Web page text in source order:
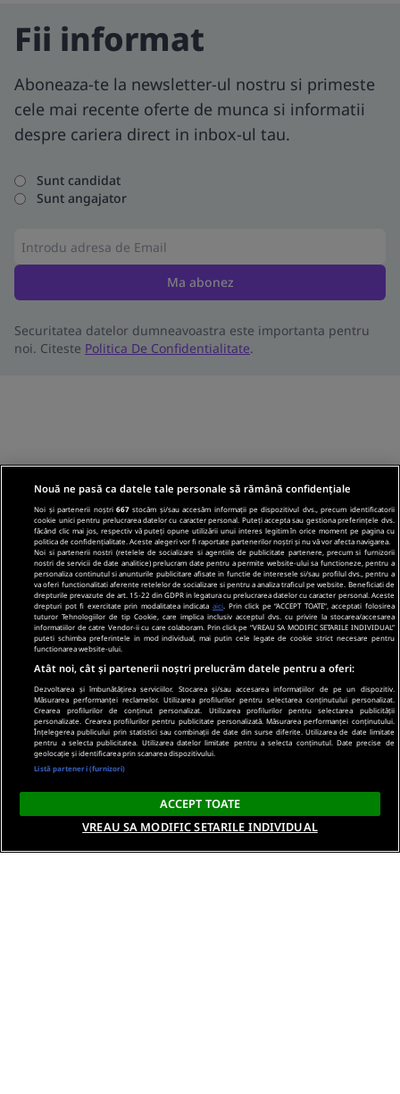
Fii informat
Aboneaza-te la newsletter-ul nostru si primeste
cele mai recente oferte de munca si informatii
despre cariera direct in inbox-ul tau.
Sunt candidat
Sunt angajator
Ma abonez
Securitatea datelor dumneavoastra este importanta pentru
noi. Citeste Politica De Confidentialitate.
Nouă ne pasă ca datele tale personale să rămână confidențiale
Noi și partenerii noștri667 stocăm și/sau accesăm informații pe dispozitivul dvs., precum identificatorii
cookie unici pentru prelucrarea datelor cu caracter personal. Puteți accepta sau gestiona preferințele dvs.
făcând clic mai jos, respectiv vă puteți opune utilizării unui interes legitim în orice moment pe pagina cu
politica de confidențialitate. Aceste alegeri vor fi raportate partenerilor noștri și nu vă vor afecta navigarea.
Noi si partenerii nostri (retelele de socializare si agentiile de publicitate partenere, precum si furnizorii
nostri de servicii de date analitice) prelucram date pentru a permite website-ului sa functioneze, pentru a
personaliza continutul si anunturile publicitare afisate in functie de interesele si/sau profilul dvs., pentru a
va oferi functionalitati aferente retelelor de socializare si pentru a analiza traficul pe website. Beneficiati de
drepturile prevazute de art. 15-22 din GDPR in legatura cu prelucrarea datelor cu caracter personal. Aceste
drepturi pot fi exercitate prin modalitatea indicata aici . Prin click pe “ACCEPT TOATE”, acceptati folosirea
tuturor Tehnologiilor de tip Cookie, care implica inclusiv acceptul dvs. cu privire la stocarea/accesarea
informatiilor de catre Vendor-ii cu care colaboram. Prin click pe “VREAU SA MODIFIC SETARILE INDIVIDUAL”
puteti schimba preferintele in mod individual, mai putin cele legate de cookie strict necesare pentru
functionarea website-ului.
Atât noi, cât și partenerii noștri prelucrăm datele pentru a oferi:
Dezvoltarea și îmbunătățirea serviciilor. Stocarea și/sau accesarea informațiilor de pe un dispozitiv.
Măsurarea performanței reclamelor. Utilizarea profilurilor pentru selectarea conținutului personalizat.
Crearea profilurilor de conținut personalizat. Utilizarea profilurilor pentru selectarea publicității
personalizate. Crearea profilurilor pentru publicitate personalizată. Măsurarea performanței conținutului.
Înțelegerea publicului prin statistici sau combinații de date din surse diferite. Utilizarea de date limitate
pentru a selecta publicitatea. Utilizarea datelor limitate pentru a selecta conținutul. Date precise de
geolocație și identificarea prin scanarea dispozitivului.
Listă parteneri (furnizori)
ACCEPT TOATE
VREAU SA MODIFIC SETARILE INDIVIDUAL